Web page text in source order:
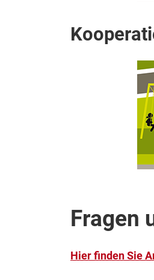
Fragen
Hier finden Sie